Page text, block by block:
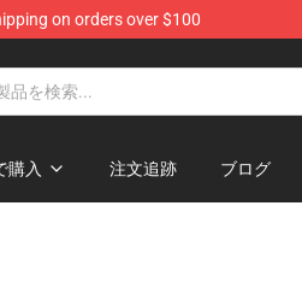
on orders over $100
購入 注文追跡 ブログ